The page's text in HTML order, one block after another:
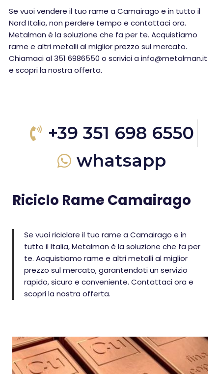
Se vuoi vendere il tuo rame a Camairago e in tutto il
Nord Italia, non perdere tempo e contattaci ora.
Metalman è la soluzione che fa per te. Acquistiamo
rame e altri metalli al miglior prezzo sul mercato.
Chiamaci al 351 6986550 o scrivici a info@metalman.it
e scopri la nostra offerta.
+39 351 698 6550
whatsapp
Riciclo Rame Camairago
Se vuoi riciclare il tuo rame a Camairago e in
tutto il Italia, Metalman è la soluzione che fa per
te. Acquistiamo rame e altri metalli al miglior
prezzo sul mercato, garantendoti un servizio
rapido, sicuro e conveniente. Contattaci ora e
scopri la nostra offerta.